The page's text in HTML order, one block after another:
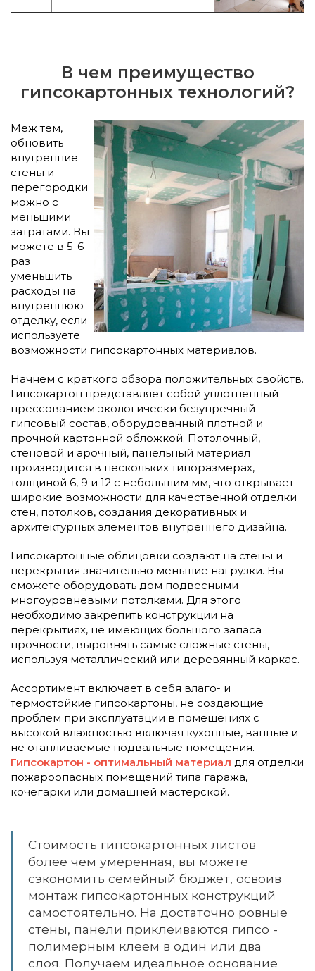
В чем преимущество
гипсокартонных технологий?
Меж тем,
обновить
внутренние
стены и
перегородки
можно с
меньшими
затратами. Вы
можете в 5-6
раз
уменьшить
расходы на
внутреннюю
отделку, если
используете
возможности гипсокартонных материалов.
Начнем с краткого обзора положительных свойств.
Гипсокартон представляет собой уплотненный
прессованием экологически безупречный
гипсовый состав, оборудованный плотной и
прочной картонной обложкой. Потолочный,
стеновой и арочный, панельный материал
производится в нескольких типоразмерах,
толщиной 6, 9 и 12 с небольшим мм, что открывает
широкие возможности для качественной отделки
стен, потолков, создания декоративных и
архитектурных элементов внутреннего дизайна.
Гипсокартонные облицовки создают на стены и
перекрытия значительно меньшие нагрузки. Вы
сможете оборудовать дом подвесными
многоуровневыми потолками. Для этого
необходимо закрепить конструкции на
перекрытиях, не имеющих большого запаса
прочности, выровнять самые сложные стены,
используя металлический или деревянный каркас.
Ассортимент включает в себя влаго- и
термостойкие гипсокартоны, не создающие
проблем при эксплуатации в помещениях с
высокой влажностью включая кухонные, ванные и
не отапливаемые подвальные помещения.
Гипсокартон - оптимальный материал для отделки
пожароопасных помещений типа гаража,
кочегарки или домашней мастерской.
Стоимость гипсокартонных листов
более чем умеренная, вы можете
сэкономить семейный бюджет, освоив
монтаж гипсокартонных конструкций
самостоятельно. На достаточно ровные
стены, панели приклеиваются гипсо -
полимерным клеем в один или два
слоя. Получаем идеальное основание